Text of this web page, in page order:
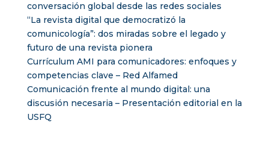
conversación global desde las redes sociales
“La revista digital que democratizó la
comunicología”: dos miradas sobre el legado y
futuro de una revista pionera
Currículum AMI para comunicadores: enfoques y
competencias clave – Red Alfamed
Comunicación frente al mundo digital: una
discusión necesaria – Presentación editorial en la
USFQ